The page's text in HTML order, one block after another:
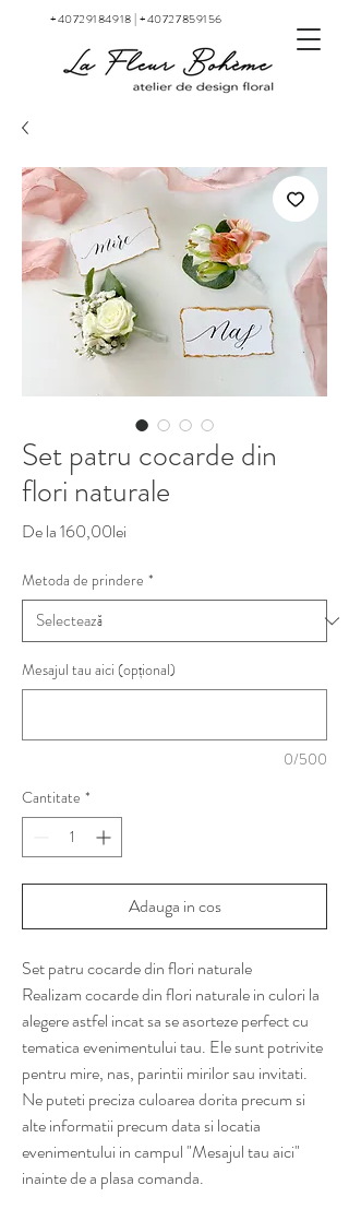
+40729184918|+40727859156
Set patru cocarde din
flori naturale
De la160,00lei
Metoda de prindere *
Mesajul tau aici (opțional)
0/500
Cantitate *
Adauga in cos
Set patru cocarde din flori naturale
Realizam cocarde din flori naturale in culori la
alegere astfel incat sa se asorteze perfect cu
tematica evenimentului tau. Ele sunt potrivite
pentru mire, nas, parintii mirilor sau invitati.
Ne puteti preciza culoarea dorita precum si
alte informatii precum data si locatia
evenimentului in campul "Mesajul tau aici"
inainte de a plasa comanda.